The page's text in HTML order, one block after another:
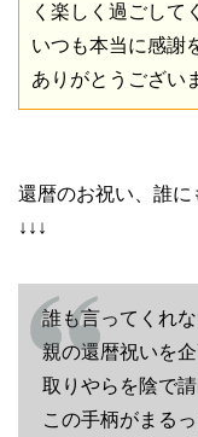
く楽しく過ごして
いつも本当に感謝
ありがとうござい
還暦のお祝い、誰に
↓↓↓
誰も言ってくれ
親の還暦祝いを
取りやらを陰で
この手柄がまる